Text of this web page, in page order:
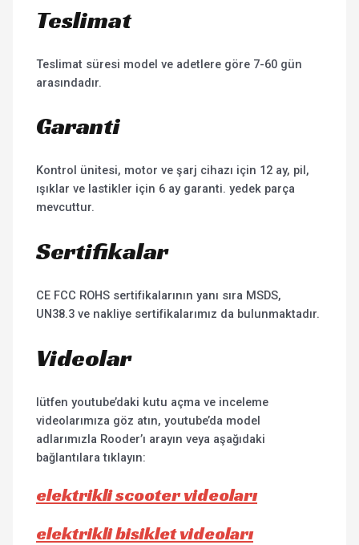
Teslimat
Teslimat süresi model ve adetlere göre 7-60 gün
arasındadır.
Garanti
Kontrol ünitesi, motor ve şarj cihazı için 12 ay, pil,
ışıklar ve lastikler için 6 ay garanti. yedek parça
mevcuttur.
Sertifikalar
CE FCC ROHS sertifikalarının yanı sıra MSDS,
UN38.3 ve nakliye sertifikalarımız da bulunmaktadır.
Videolar
lütfen youtube’daki kutu açma ve inceleme
videolarımıza göz atın, youtube’da model
adlarımızla Rooder’ı arayın veya aşağıdaki
bağlantılara tıklayın:
elektrikli scooter videoları
elektrikli bisiklet videoları